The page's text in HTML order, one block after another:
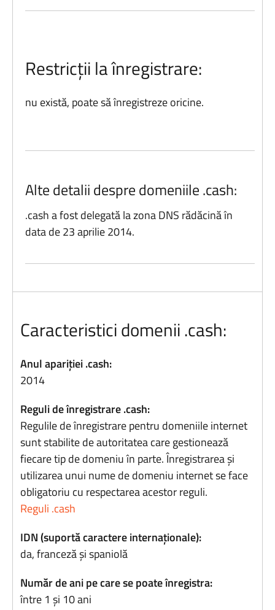
Restricții la înregistrare:
nu există, poate să înregistreze oricine.
Alte detalii despre domeniile .cash:
.cash a fost delegată la zona DNS rădăcină în
data de 23 aprilie 2014.
Caracteristici domenii .cash:
Anul apariției .cash:
2014
Reguli de înregistrare .cash:
Regulile de înregistrare pentru domeniile internet
sunt stabilite de autoritatea care gestionează
fiecare tip de domeniu în parte. Înregistrarea și
utilizarea unui nume de domeniu internet se face
obligatoriu cu respectarea acestor reguli.
Reguli .cash
IDN (suportă caractere internaționale):
da, franceză și spaniolă
Număr de ani pe care se poate înregistra:
între 1 și 10 ani